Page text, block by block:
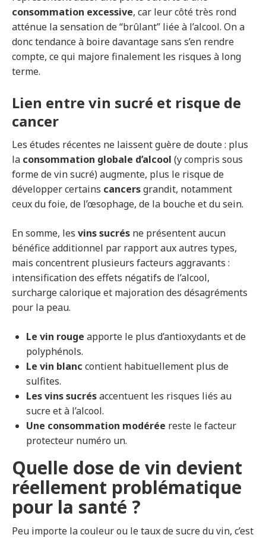
consommation excessive, car leur côté très rond
atténue la sensation de “brûlant” liée à l’alcool. On a
donc tendance à boire davantage sans s’en rendre
compte, ce qui majore finalement les risques à long
terme.
Lien entre vin sucré et risque de
cancer
Les études récentes ne laissent guère de doute : plus
la consommation globale d’alcool (y compris sous
forme de vin sucré) augmente, plus le risque de
développer certains cancersgrandit, notamment
ceux du foie, de l’œsophage, de la bouche et du sein.
En somme, les vins sucrés ne présentent aucun
bénéfice additionnel par rapport aux autres types,
mais concentrent plusieurs facteurs aggravants :
intensification des effets négatifs de l’alcool,
surcharge calorique et majoration des désagréments
pour la peau.
Le vin rouge apporte le plus d’antioxydants et de
polyphénols.
Le vin blanc contient habituellement plus de
sulfites.
Les vins sucrésaccentuent les risques liés au
sucre et à l’alcool.
Une consommation modérée reste le facteur
protecteur numéro un.
Quelle dose de vin devient
réellement problématique
pour la santé ?
Peu importe la couleur ou le taux de sucre du vin, c’est